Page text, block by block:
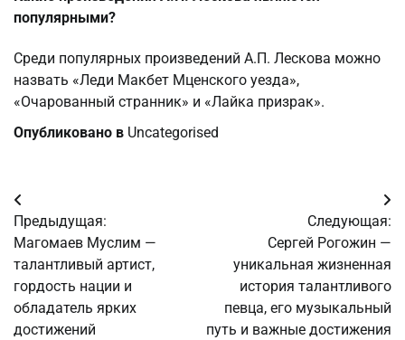
популярными?
Среди популярных произведений А.П. Лескова можно
назвать «Леди Макбет Мценского уезда»,
«Очарованный странник» и «Лайка призрак».
Опубликовано в Uncategorised
Навигация
по
записям
Предыдущая:
Магомаев Муслим —
талантливый артист,
гордость нации и
обладатель ярких
достижений
Следующая:
Сергей Рогожин —
уникальная жизненная
история талантливого
певца, его музыкальный
путь и важные достижения